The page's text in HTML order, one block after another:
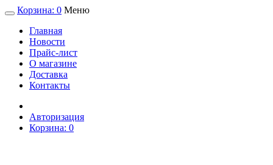
Корзина: 0 Меню
Главная
Новости
Прайс-лист
О магазине
Доставка
Контакты
Авторизация
Корзина: 0